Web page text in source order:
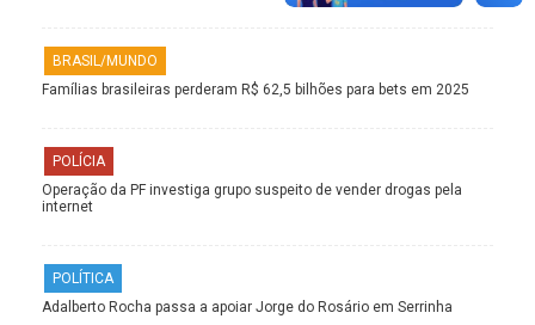
BRASIL/MUNDO
Famílias brasileiras perderam R$ 62,5 bilhões para bets em 2025
POLÍCIA
Operação da PF investiga grupo suspeito de vender drogas pela
internet
POLÍTICA
Adalberto Rocha passa a apoiar Jorge do Rosário em Serrinha